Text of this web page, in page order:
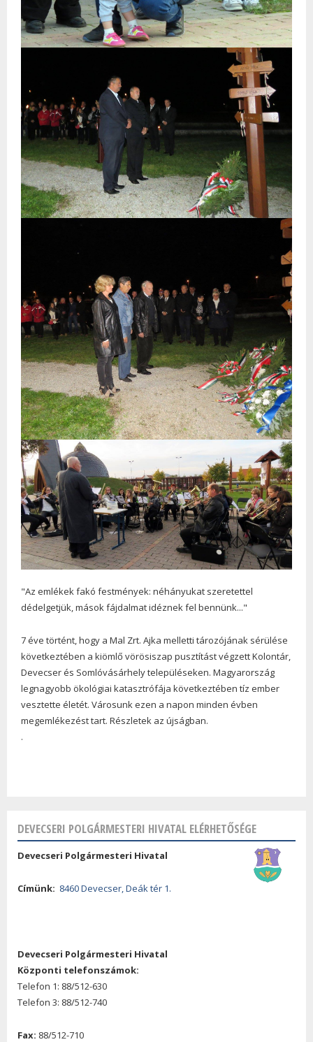
"Az emlékek fakó festmények: néhányukat szeretettel
dédelgetjük, mások fájdalmat idéznek fel bennünk..."
7 éve történt, hogy a Mal Zrt. Ajka melletti tározójának sérülése
következtében a kiömlő vörösiszap pusztítást végzett Kolontár,
Devecser és Somlóvásárhely településeken. Magyarország
legnagyobb ökológiai katasztrófája következtében tíz ember
vesztette életét. Városunk ezen a napon minden évben
megemlékezést tart. Részletek az újságban.
.
DEVECSERI POLGÁRMESTERI HIVATAL ELÉRHETŐSÉGE
Devecseri Polgármesteri Hivatal
Címünk: 8460 Devecser, Deák tér 1.
Devecseri Polgármesteri Hivatal
Központi telefonszámok:
Telefon 1: 88/512-630
Telefon 3: 88/512-740
Fax: 88/512-710